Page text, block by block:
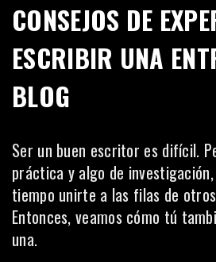
CONSEJOS DE
ESCRIBIR UNA
BLOG
Ser un buen escritor es difícil.
práctica y algo de
tiempo unirte a las filas de
Entonces, veamos cómo tú
una.